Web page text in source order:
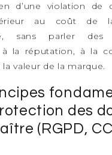
d’une violation de
au coût de
sans parler des
la réputation, à la
valeur de la marque.
des
(RGPD,